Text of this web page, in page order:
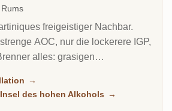
freigeistiger Nachbar.
AOC, nur die lockerere IGP,
alles: grasigen
der kleinen Insel Marie-Galante
Rums der Karibik.
→
des hohen Alkohols →